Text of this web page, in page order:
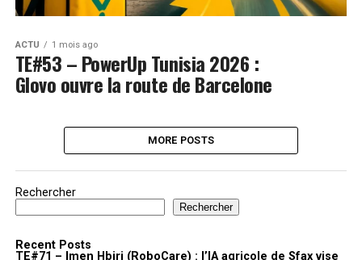
ACTU 1 mois ago
TE#53 – PowerUp Tunisia 2026 :
Glovo ouvre la route de Barcelone
MORE POSTS
Rechercher
Rechercher
Recent Posts
TE#71 – Imen Hbiri (RoboCare) : l’IA agricole de Sfax vise